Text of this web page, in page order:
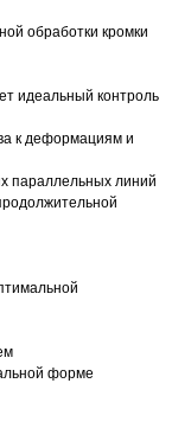
обработки кромки
идеальный контроль
к деформациям и
параллельных линий
форме